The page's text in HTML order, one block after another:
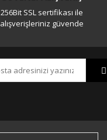
256Bit SSL sertifikası ile
alışverişleriniz güvende